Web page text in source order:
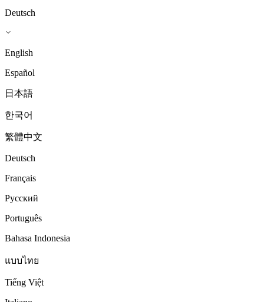
Deutsch
English
Español
日本語
한국어
繁體中文
Deutsch
Français
Русский
Português
Bahasa Indonesia
แบบไทย
Tiếng Việt